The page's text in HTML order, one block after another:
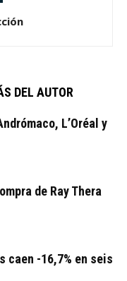
DEL AUTOR
L’Oréal y
de Ray Thera
caen -16,7% en seis